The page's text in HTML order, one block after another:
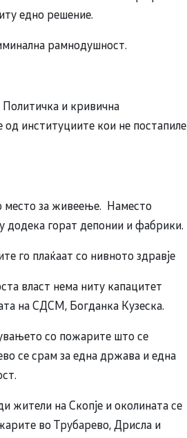
едно решение.
рамнодушност.
Политичка и кривична
институциите кои не постапиле
место за живеење. Наместо
додека горат депонии и фабрики.
го плаќаат со нивното здравје
власт нема ниту капацитет
на СДСМ, Богданка Кузеска.
со пожарите што се
се срам за една држава и една
жители на Скопје и околината се
во Трубарево, Дрисла и